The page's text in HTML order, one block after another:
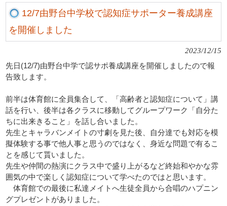
12/7由野台中学校で認知症サポーター養成講座
を開催しました
2023/12/15
先日(12/7)由野台中学で認サポ養成講座を開催しましたので報
告致します。
前半は体育館に全員集合して、「高齢者と認知症について」講
話を行い、後半は各クラスに移動してグループワーク「 自分た
ちに出来きること」を話し合いました。
先生とキャラバンメイトの寸劇を見た後、
自分達でも対応を模
擬体験する事で他人事と思うのではなく、身近な問題で有るこ
とを感じて貰いました。
先生や仲間の熱演にクラス中で盛り上がるなど終始和やかな雰
囲気の中で楽しく認知症について学べたのではと思います。
体育館での最後に私達メイトへ生徒全員から合唱のハプニン
グプレゼントがありました。